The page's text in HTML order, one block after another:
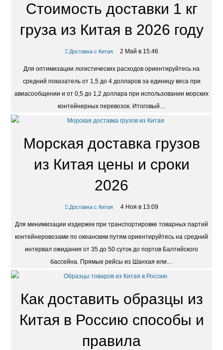
Стоимость доставки 1 кг
груза из Китая в 2026 году
Доставка с Китая 2 Май в 15:46
Для оптимизации логистических расходов ориентируйтесь на
средний показатель от 1,5 до 4 долларов за единицу веса при
авиасообщении и от 0,5 до 1,2 доллара при использовании морских
контейнерных перевозок. Итоговый…
Морская доставка грузов
из Китая цены и сроки
2026
Доставка с Китая 4 Ноя в 13:09
Для минимизации издержек при транспортировке товарных партий
контейнеровозами по океанским путям ориентируйтесь на средний
интервал ожидания от 35 до 50 суток до портов Балтийского
бассейна. Прямые рейсы из Шанхая или…
Как доставить образцы из
Китая в Россию способы и
правила